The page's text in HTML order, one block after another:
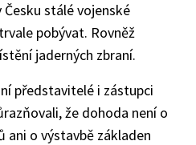
stálé vojenské
pobývat. Rovněž
jaderných zbraní.
představitelé i zástupci
že dohoda není o
ani o výstavbě základen